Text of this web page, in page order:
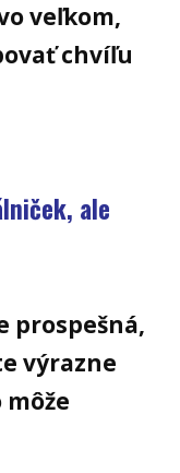
veľkom,
chvíľu
ale
prospešná,
výrazne